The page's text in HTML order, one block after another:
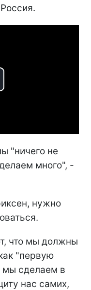
"ничего не
много", -
нужно
что мы должны
"первую
мы сделаем в
нас самих,